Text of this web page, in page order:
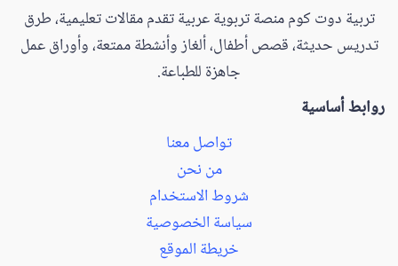
تربية دوت كوم منصة تربوية عربية تقدم مقالات تعليمية، طرق
تدريس حديثة، قصص أطفال، ألغاز وأنشطة ممتعة، وأوراق عمل
جاهزة للطباعة.
روابط أساسية
تواصل معنا
من نحن
شروط الاستخدام
سياسة الخصوصية
خريطة الموقع